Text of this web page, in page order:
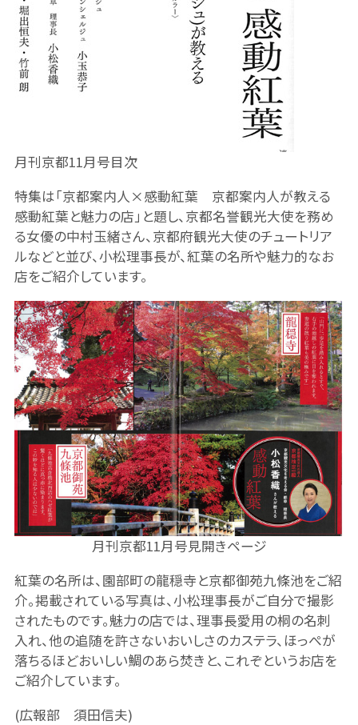
月刊京都11月号目次
特集は「京都案内人×感動紅葉 京都案内人が教える
感動紅葉と魅力の店」と題し、京都名誉観光大使を務め
る女優の中村玉緒さん、京都府観光大使のチュートリア
ルなどと並び、小松理事長が、紅葉の名所や魅力的なお
店をご紹介しています。
月刊京都11月号見開きページ
紅葉の名所は、園部町の龍穏寺と京都御苑九條池をご紹
介。掲載されている写真は、小松理事長がご自分で撮影
されたものです。魅力の店では、理事長愛用の桐の名刺
入れ、他の追随を許さないおいしさのカステラ、ほっぺが
落ちるほどおいしい鯛のあら焚きと、これぞというお店を
ご紹介しています。
(広報部 須田信夫)